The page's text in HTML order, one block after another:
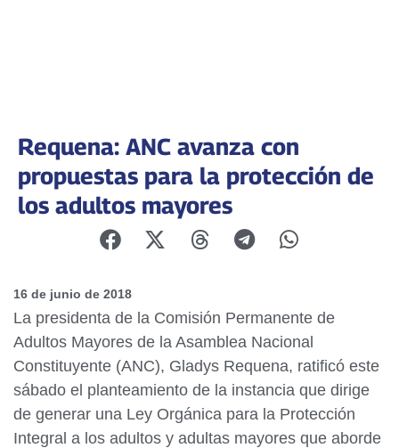
Requena: ANC avanza con
propuestas para la protección de
los adultos mayores
16 de junio de 2018
La presidenta de la Comisión Permanente de
Adultos Mayores de la Asamblea Nacional
Constituyente (ANC), Gladys Requena, ratificó este
sábado el planteamiento de la instancia que dirige
de generar una Ley Orgánica para la Protección
Integral a los adultos y adultas mayores que aborde